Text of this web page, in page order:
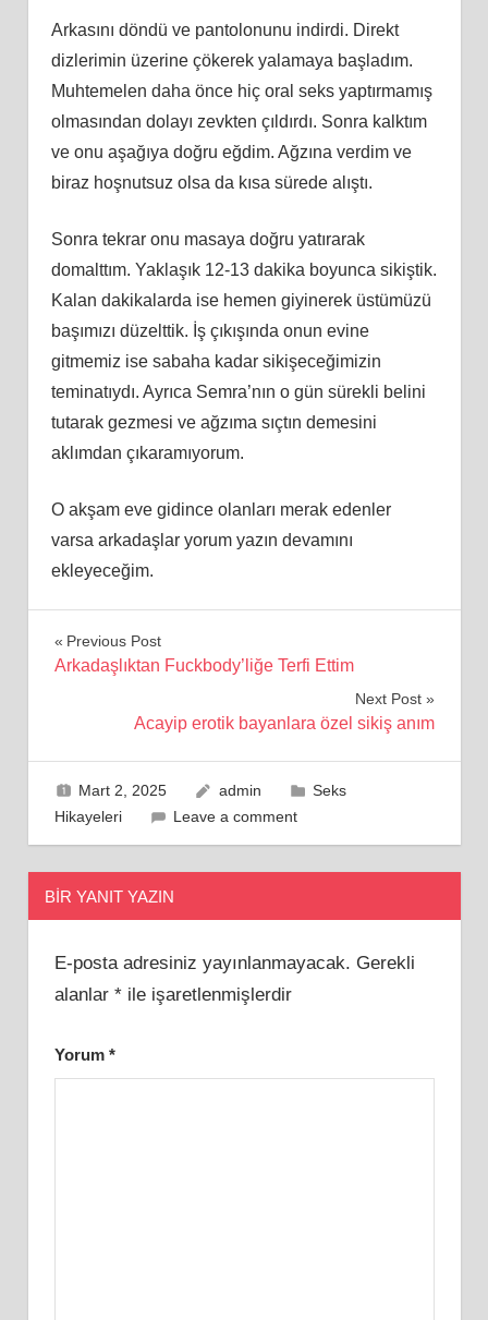
Arkasını döndü ve pantolonunu indirdi. Direkt
dizlerimin üzerine çökerek yalamaya başladım.
Muhtemelen daha önce hiç oral seks yaptırmamış
olmasından dolayı zevkten çıldırdı. Sonra kalktım
ve onu aşağıya doğru eğdim. Ağzına verdim ve
biraz hoşnutsuz olsa da kısa sürede alıştı.
Sonra tekrar onu masaya doğru yatırarak
domalttım. Yaklaşık 12-13 dakika boyunca sikiştik.
Kalan dakikalarda ise hemen giyinerek üstümüzü
başımızı düzelttik. İş çıkışında onun evine
gitmemiz ise sabaha kadar sikişeceğimizin
teminatıydı. Ayrıca Semra’nın o gün sürekli belini
tutarak gezmesi ve ağzıma sıçtın demesini
aklımdan çıkaramıyorum.
O akşam eve gidince olanları merak edenler
varsa arkadaşlar yorum yazın devamını
ekleyeceğim.
Yazı
Previous Post
Arkadaşlıktan Fuckbody’liğe Terfi Ettim
Next Post
Acayip erotik bayanlara özel sikiş anım
Mart 2, 2025 admin
Seks
Hikayeleri
Leave a comment
BIR YANIT YAZIN
E-posta adresiniz yayınlanmayacak. Gerekli
alanlar *ile işaretlenmişlerdir
Yorum *